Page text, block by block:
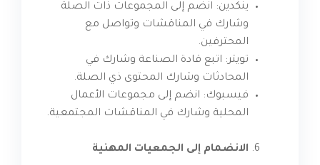
ينكدين: انضم إلى المجموعات ذات الصلة
وشارك في المناقشات وتواصل مع
المحترفين.
تويتر: اتبع قادة الصناعة وشارك في
المحادثات وشارك المحتوى ذي الصلة.
فيسبوك: انضم إلى مجموعات الأعمال
المحلية وشارك في المناقشات المجتمعية.
الانضمام إلى الجمعيات المهنية